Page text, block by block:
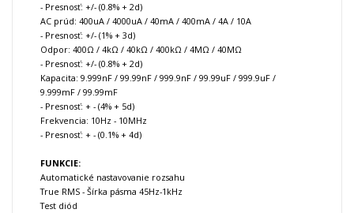
- Presnosť: +/- (0.8% + 2d)
AC prúd: 400uA / 4000uA / 40mA / 400mA / 4A / 10A
- Presnosť: +/- (1% + 3d)
Odpor: 400Ω / 4kΩ / 40kΩ / 400kΩ / 4MΩ / 40MΩ
- Presnosť: +/- (0.8% + 2d)
Kapacita: 9.999nF / 99.99nF / 999.9nF / 99.99uF / 999.9uF /
9.999mF / 99.99mF
- Presnosť: + - (4% + 5d)
Frekvencia: 10Hz - 10MHz
- Presnosť: + - (0.1% + 4d)
FUNKCIE:
Automatické nastavovanie rozsahu
True RMS - Šírka pásma 45Hz-1kHz
Test diód